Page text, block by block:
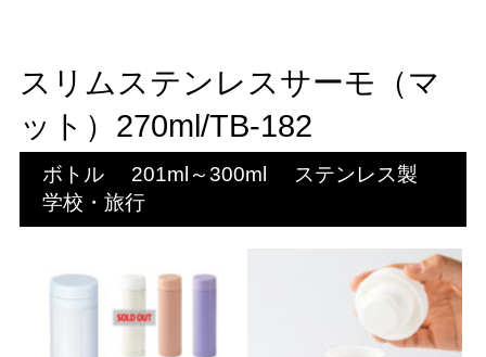
スリムステンレスサーモ（マ
ット）270ml/TB-182
ボトル 201ml～300ml
ステンレス製
学校・旅行